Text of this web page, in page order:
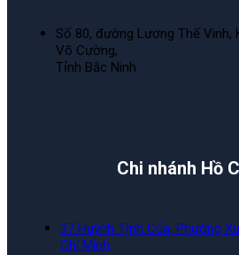
Số 80, đường Lương Thế Vinh,
Võ Cường,
Tỉnh Bắc Ninh
Chi nhánh Hồ
37 Huỳnh Tịnh Của, Phường
Chí Minh